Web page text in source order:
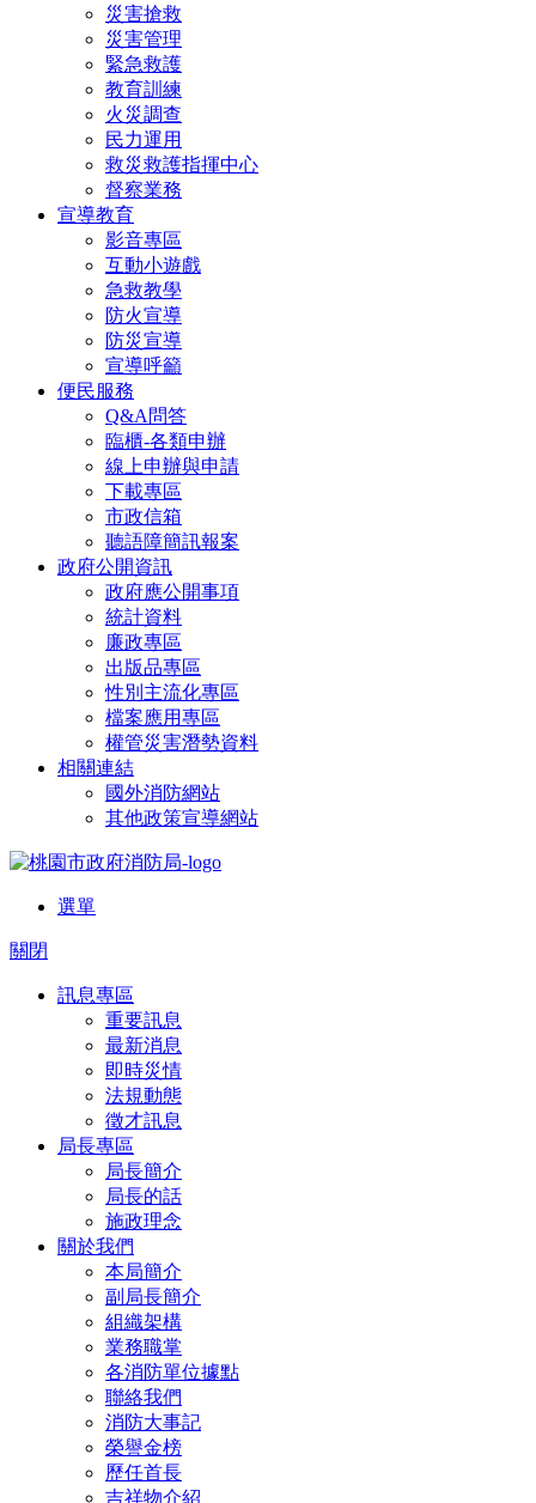
災害搶救
災害管理
緊急救護
教育訓練
火災調查
民力運用
救災救護指揮中心
督察業務
宣導教育
影音專區
互動小遊戲
急救教學
防火宣導
防災宣導
宣導呼籲
便民服務
Q&A問答
臨櫃-各類申辦
線上申辦與申請
下載專區
市政信箱
聽語障簡訊報案
政府公開資訊
政府應公開事項
統計資料
廉政專區
出版品專區
性別主流化專區
檔案應用專區
權管災害潛勢資料
相關連結
國外消防網站
其他政策宣導網站
選單
關閉
訊息專區
重要訊息
最新消息
即時災情
法規動態
徵才訊息
局長專區
局長簡介
局長的話
施政理念
關於我們
本局簡介
副局長簡介
組織架構
業務職掌
各消防單位據點
聯絡我們
消防大事記
榮譽金榜
歷任首長
吉祥物介紹